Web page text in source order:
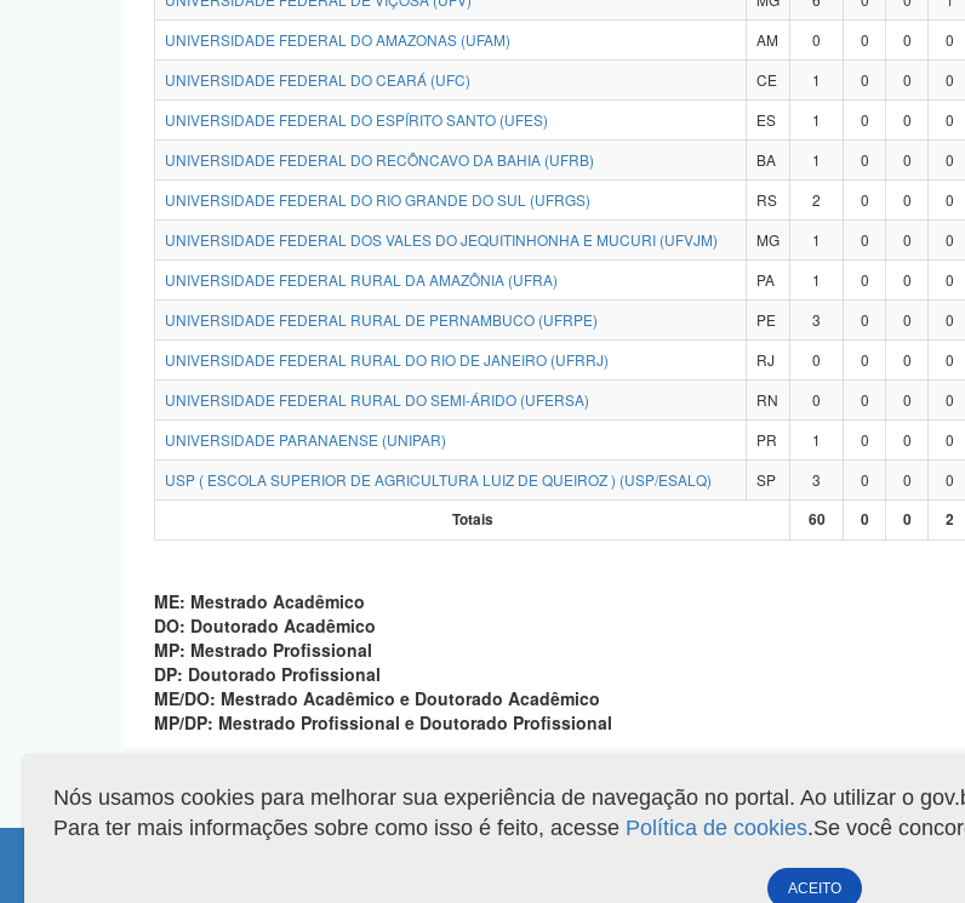
UNIVERSIDADE FEDERAL DO AMAZONAS (UFAM)
AM 0 0 0 0
UNIVERSIDADE FEDERAL DO CEARÁ (UFC)
CE 1 0 0 0
UNIVERSIDADE FEDERAL DO ESPÍRITO SANTO (UFES)
ES 1 0 0 0
UNIVERSIDADE FEDERAL DO RECÔNCAVO DA BAHIA (UFRB)
BA 1 0 0 0
UNIVERSIDADE FEDERAL DO RIO GRANDE DO SUL (UFRGS)
RS 2 0 0 0
UNIVERSIDADE FEDERAL DOS VALES DO JEQUITINHONHA E MUCURI (UFVJM)
MG 1 0 0 0
UNIVERSIDADE FEDERAL RURAL DA AMAZÔNIA (UFRA)
PA 1 0 0 0
UNIVERSIDADE FEDERAL RURAL DE PERNAMBUCO (UFRPE)
PE 3 0 0 0
UNIVERSIDADE FEDERAL RURAL DO RIO DE JANEIRO (UFRRJ)
RJ 0 0 0 0
UNIVERSIDADE FEDERAL RURAL DO SEMI-ÁRIDO (UFERSA)
RN 0 0 0 0
UNIVERSIDADE PARANAENSE (UNIPAR)
PR 1 0 0 0
USP ( ESCOLA SUPERIOR DE AGRICULTURA LUIZ DE QUEIROZ ) (USP/ESALQ)
SP 3 0 0 0
Totais
60 0 0 2
ME: Mestrado Acadêmico
DO: Doutorado Acadêmico
MP: Mestrado Profissional
DP: Doutorado Profissional
ME/DO: Mestrado Acadêmico e Doutorado Acadêmico
MP/DP: Mestrado Profissional e Doutorado Profissional
Gerar arquivo XLS
Nós usamos cookies para melhorar sua experiência de navegação no portal. Ao utilizar o
Para ter mais informações sobre como isso é feito, acesse Política de cookies.Se você
ACEITO